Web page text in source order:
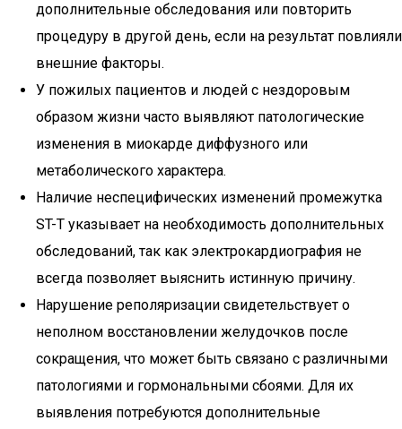
дополнительные обследования или повторить
процедуру в другой день, если на результат повлияли
внешние факторы.
У пожилых пациентов и людей с нездоровым
образом жизни часто выявляют патологические
изменения в миокарде диффузного или
метаболического характера.
Наличие неспецифических изменений промежутка
ST-T указывает на необходимость дополнительных
обследований, так как электрокардиография не
всегда позволяет выяснить истинную причину.
Нарушение реполяризации свидетельствует о
неполном восстановлении желудочков после
сокращения, что может быть связано с различными
патологиями и гормональными сбоями. Для их
выявления потребуются дополнительные